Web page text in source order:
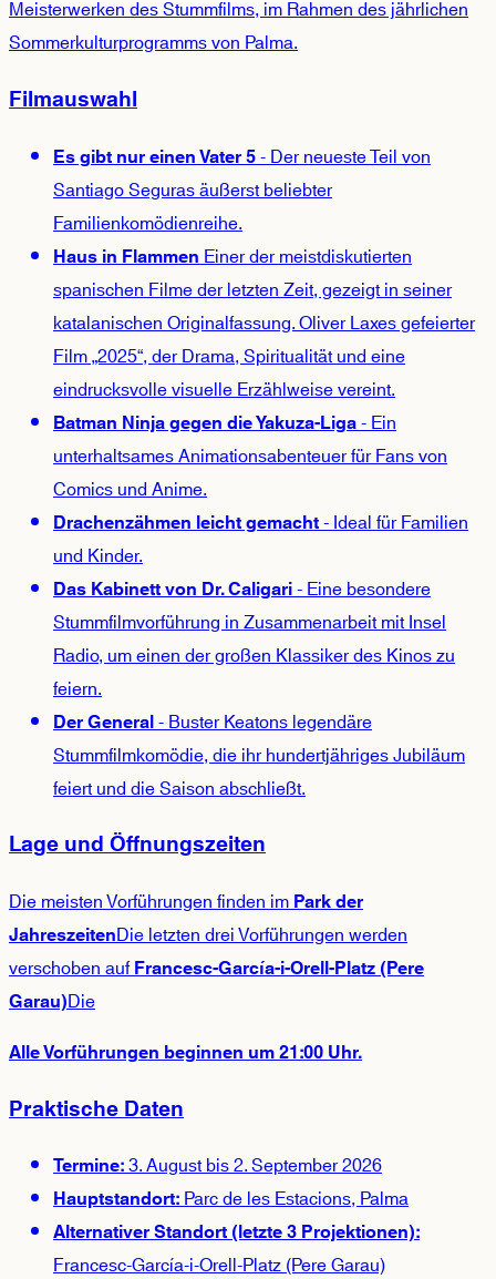
Meisterwerken des Stummfilms, im Rahmen des jährlichen
Sommerkulturprogramms von Palma.
Filmauswahl
Es gibt nur einen Vater 5- Der neueste Teil von
Santiago Seguras äußerst beliebter
Familienkomödienreihe.
Haus in FlammenEiner der meistdiskutierten
spanischen Filme der letzten Zeit, gezeigt in seiner
katalanischen Originalfassung. Oliver Laxes gefeierter
Film „2025“, der Drama, Spiritualität und eine
eindrucksvolle visuelle Erzählweise vereint.
Batman Ninja gegen die Yakuza-Liga- Ein
unterhaltsames Animationsabenteuer für Fans von
Comics und Anime.
Drachenzähmen leicht gemacht- Ideal für Familien
und Kinder.
Das Kabinett von Dr. Caligari- Eine besondere
Stummfilmvorführung in Zusammenarbeit mit Insel
Radio, um einen der großen Klassiker des Kinos zu
feiern.
Der General- Buster Keatons legendäre
Stummfilmkomödie, die ihr hundertjähriges Jubiläum
feiert und die Saison abschließt.
Lage und Öffnungszeiten
Die meisten Vorführungen finden imPark der
JahreszeitenDie letzten drei Vorführungen werden
verschoben aufFrancesc-García-i-Orell-Platz (Pere
Garau)Die
Alle Vorführungen beginnen um 21:00 Uhr.
Praktische Daten
Termine:3. August bis 2. September 2026
Hauptstandort:Parc de les Estacions, Palma
Alternativer Standort (letzte 3 Projektionen):
Francesc-García-i-Orell-Platz (Pere Garau)